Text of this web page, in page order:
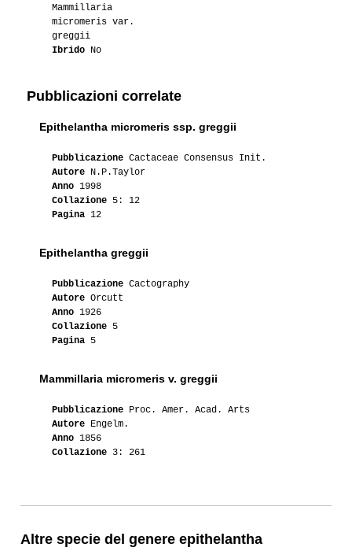
Mammillaria
micromeris var.
greggii
Ibrido No
Pubblicazioni correlate
Epithelantha micromeris ssp. greggii
Pubblicazione Cactaceae Consensus Init.
Autore N.P.Taylor
Anno 1998
Collazione 5: 12
Pagina 12
Epithelantha greggii
Pubblicazione Cactography
Autore Orcutt
Anno 1926
Collazione 5
Pagina 5
Mammillaria micromeris v. greggii
Pubblicazione Proc. Amer. Acad. Arts
Autore Engelm.
Anno 1856
Collazione 3: 261
Altre specie del genere epithelantha